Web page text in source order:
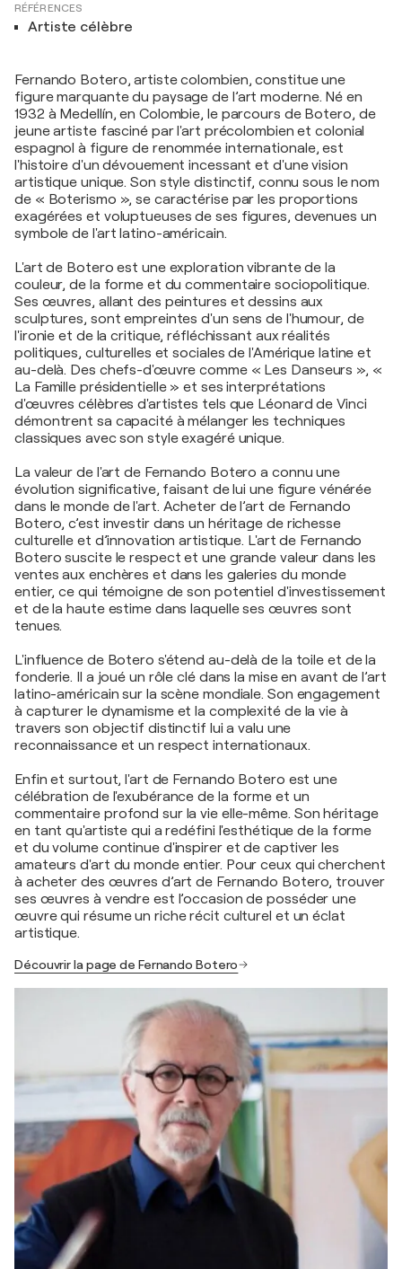
RÉFÉRENCES
Artiste célèbre
Fernando Botero, artiste colombien, constitue une
figure marquante du paysage de l’art moderne. Né en
1932 à Medellín, en Colombie, le parcours de Botero, de
jeune artiste fasciné par l'art précolombien et colonial
espagnol à figure de renommée internationale, est
l'histoire d'un dévouement incessant et d'une vision
artistique unique. Son style distinctif, connu sous le nom
de « Boterismo », se caractérise par les proportions
exagérées et voluptueuses de ses figures, devenues un
symbole de l'art latino-américain.
L'art de Botero est une exploration vibrante de la
couleur, de la forme et du commentaire sociopolitique.
Ses œuvres, allant des peintures et dessins aux
sculptures, sont empreintes d'un sens de l'humour, de
l'ironie et de la critique, réfléchissant aux réalités
politiques, culturelles et sociales de l'Amérique latine et
au-delà. Des chefs-d'œuvre comme « Les Danseurs », «
La Famille présidentielle » et ses interprétations
d'œuvres célèbres d'artistes tels que Léonard de Vinci
démontrent sa capacité à mélanger les techniques
classiques avec son style exagéré unique.
La valeur de l'art de Fernando Botero a connu une
évolution significative, faisant de lui une figure vénérée
dans le monde de l'art. Acheter de l’art de Fernando
Botero, c’est investir dans un héritage de richesse
culturelle et d’innovation artistique. L'art de Fernando
Botero suscite le respect et une grande valeur dans les
ventes aux enchères et dans les galeries du monde
entier, ce qui témoigne de son potentiel d'investissement
et de la haute estime dans laquelle ses œuvres sont
tenues.
L'influence de Botero s'étend au-delà de la toile et de la
fonderie. Il a joué un rôle clé dans la mise en avant de l’art
latino-américain sur la scène mondiale. Son engagement
à capturer le dynamisme et la complexité de la vie à
travers son objectif distinctif lui a valu une
reconnaissance et un respect internationaux.
Enfin et surtout, l'art de Fernando Botero est une
célébration de l'exubérance de la forme et un
commentaire profond sur la vie elle-même. Son héritage
en tant qu'artiste qui a redéfini l'esthétique de la forme
et du volume continue d'inspirer et de captiver les
amateurs d'art du monde entier. Pour ceux qui cherchent
à acheter des œuvres d’art de Fernando Botero, trouver
ses œuvres à vendre est l’occasion de posséder une
œuvre qui résume un riche récit culturel et un éclat
artistique.
Découvrir la page de Fernando Botero